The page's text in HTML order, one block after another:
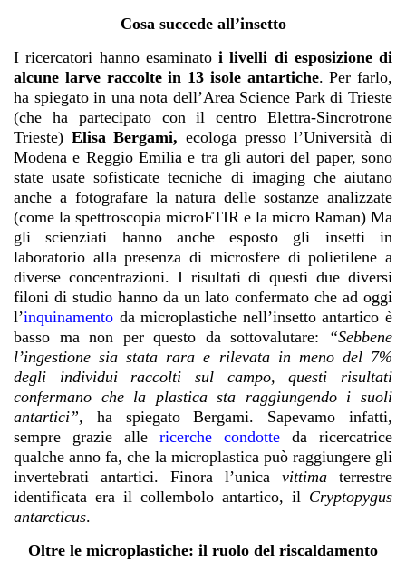
Cosa succede all’insetto
I ricercatori hanno esaminato i livelli di esposizione di
alcune larve raccolte in 13 isole antartiche. Per farlo,
ha spiegato in unanota dell’Area Science Park di Trieste
(che ha partecipato con il centro Elettra-Sincrotrone
Trieste) Elisa Bergami, ecologa presso l’Università di
Modena e Reggio Emilia e tra gli autori del paper, sono
state usate sofisticate tecniche di imaging che aiutano
anche a fotografare la natura delle sostanze analizzate
(come la spettroscopia microFTIR e la micro Raman) Ma
gli scienziati hanno anche esposto gli insetti in
laboratorio alla presenza di microsfere di polietilene a
diverse concentrazioni. I risultati di questi due diversi
filoni di studio hanno da un lato confermato che ad oggi
l’inquinamento da microplastiche nell’insetto antartico è
basso ma non per questo da sottovalutare: “Sebbene
l’ingestione sia stata rara e rilevata in meno del 7%
degli individui raccolti sul campo, questi risultati
confermano che la plastica sta raggiungendo i suoli
antartici”, ha spiegato Bergami. Sapevamo infatti,
sempre grazie alle
ricerche condotte da ricercatrice
qualche anno fa, che la microplastica può raggiungere gli
invertebrati antartici. Finora l’unica vittima terrestre
identificata era il collembolo antartico, il Cryptopygus
antarcticus.
Oltre le microplastiche: il ruolo del riscaldamento